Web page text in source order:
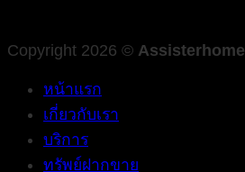
Copyright 2026 © Assisterhome
หน้าแรก
เกี่ยวกับเรา
บริการ
ทรัพย์ฝากขาย